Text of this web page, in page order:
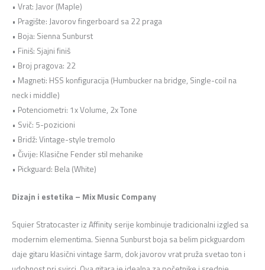
• Vrat: Javor (Maple)
• Pragište: Javorov fingerboard sa 22 praga
• Boja: Sienna Sunburst
• Finiš: Sjajni finiš
• Broj pragova: 22
• Magneti: HSS konfiguracija (Humbucker na bridge, Single-coil na
neck i middle)
• Potenciometri: 1x Volume, 2x Tone
• Svič: 5-pozicioni
• Bridž: Vintage-style tremolo
• Čivije: Klasične Fender stil mehanike
• Pickguard: Bela (White)
Dizajn i estetika – Mix Music Company
Squier Stratocaster iz Affinity serije kombinuje tradicionalni izgled sa
modernim elementima. Sienna Sunburst boja sa belim pickguardom
daje gitaru klasični vintage šarm, dok javorov vrat pruža svetao ton i